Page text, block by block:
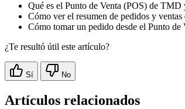
Qué es el Punto de Venta (POS) de TMD
Cómo ver el resumen de pedidos y ventas
Cómo tomar un pedido desde el Punto de
¿Te resultó útil este artículo?
Sí No
Artículos relacionados